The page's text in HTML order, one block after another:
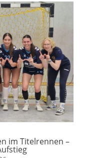
im Titelrennen –